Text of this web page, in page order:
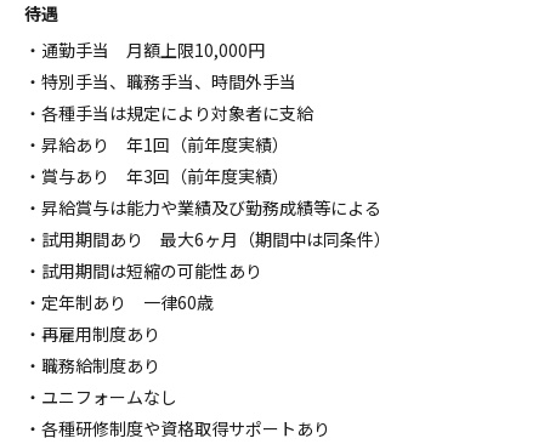
待遇
・通勤手当 月額上限10,000円
・特別手当、職務手当、時間外手当
・各種手当は規定により対象者に支給
・昇給あり 年1回（前年度実績）
・賞与あり 年3回（前年度実績）
・昇給賞与は能力や業績及び勤務成績等による
・試用期間あり 最大6ヶ月（期間中は同条件）
・試用期間は短縮の可能性あり
・定年制あり 一律60歳
・再雇用制度あり
・職務給制度あり
・ユニフォームなし
・各種研修制度や資格取得サポートあり